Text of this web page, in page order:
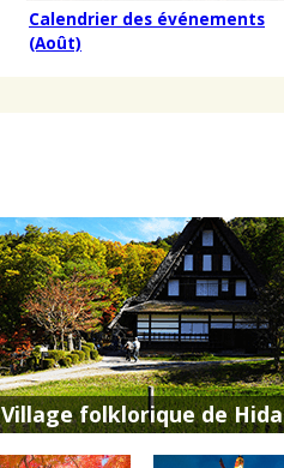
Calendrier des événements
(Août)
Village folklorique de Hida